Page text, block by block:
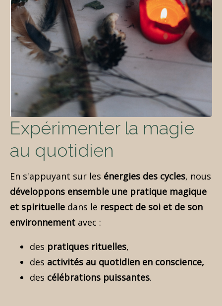
Expérimenter la magie
au quotidien
En s'appuyant sur les énergies des cycles, nous
développons ensemble une pratique magique
et spirituelle dans le respect de soi et de son
environnement avec :
des pratiques rituelles,
des activités au quotidien en conscience,
des célébrations puissantes.